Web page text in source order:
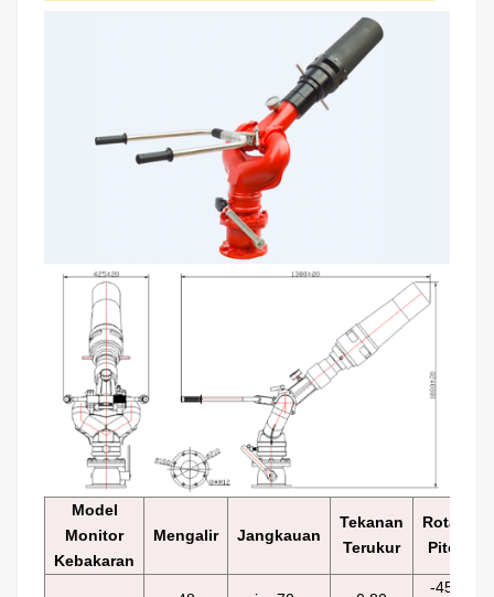
Model
Monitor
Kebakaran
Mengalir Jangkauan
Tekanan
Terukur
Rotasi
Pitch
-45